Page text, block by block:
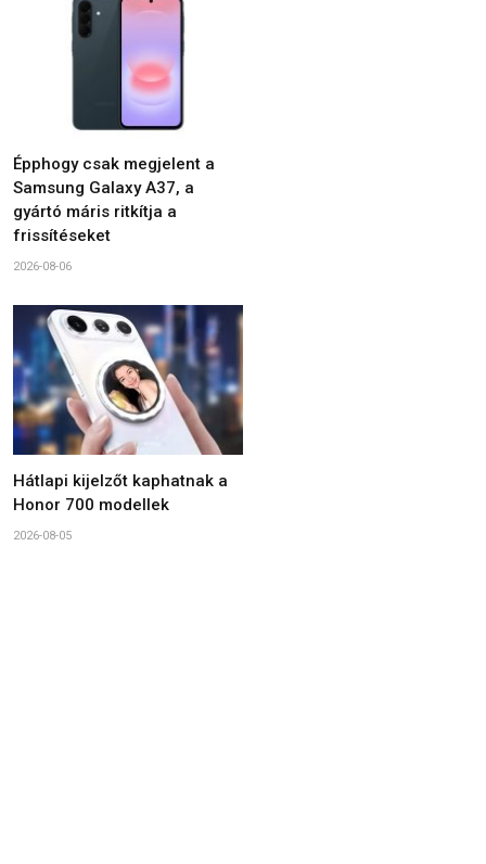
Épphogy csak megjelent a
Samsung Galaxy A37, a
gyártó máris ritkítja a
frissítéseket
2026-08-06
Hátlapi kijelzőt kaphatnak a
Honor 700 modellek
2026-08-05